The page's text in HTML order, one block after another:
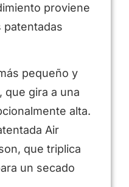
proviene
patentadas
pequeño y
que gira a una
alta.
Air
que triplica
un secado